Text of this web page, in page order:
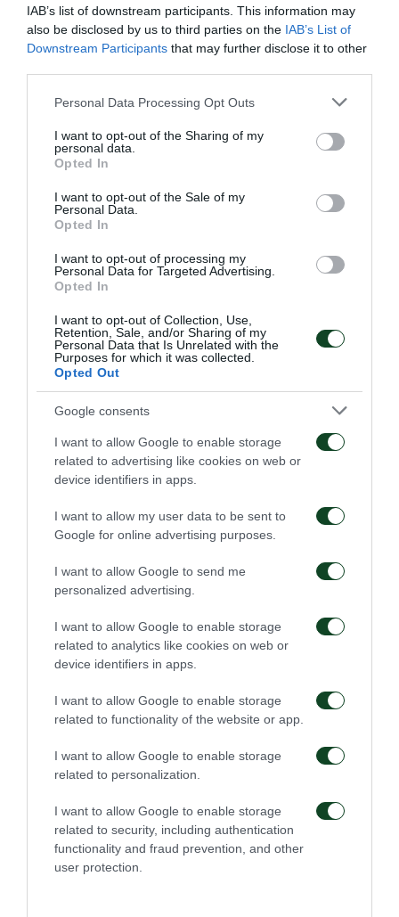
IAB’s list of downstream participants. This information may
also be disclosed by us to third parties on the IAB’s List of
Downstream Participants that may further disclose it to other
Please note that this website/app uses one or more Google
not limited to your visit or usage behaviour. You may click to
grant or deny consent to Google and its third-party tags to
use your data for below specified purposes in below Google
consent section.
Personal Data Processing Opt Outs
I want to opt-out of the Sharing of my
personal data.
Opted In
I want to opt-out of the Sale of my
Personal Data.
Opted In
I want to opt-out of processing my
Personal Data for Targeted Advertising.
Opted In
I want to opt-out of Collection, Use,
Retention, Sale, and/or Sharing of my
Personal Data that Is Unrelated with the
Purposes for which it was collected.
Opted Out
Google consents
I want to allow Google to enable storage
related to advertising like cookies on web or
device identifiers in apps.
I want to allow my user data to be sent to
Google for online advertising purposes.
I want to allow Google to send me
personalized advertising.
I want to allow Google to enable storage
related to analytics like cookies on web or
device identifiers in apps.
I want to allow Google to enable storage
related to functionality of the website or app.
I want to allow Google to enable storage
related to personalization.
I want to allow Google to enable storage
related to security, including authentication
functionality and fraud prevention, and other
user protection.
10:00-17:15.Κάθε φίλαθλος δικαιούται έως 4
εισιτήρια στο όνομά του.
Οι τιμές των εισιτηρίων Παναθηναϊκός –
Παναιτωλικός είναι οι ακόλουθες:
Θύρα 6,7,13,14 για τα Μέλη 10Ευρώ για τους
υπόλοιπους φιλάθλους 15Ευρώ
Θύρα 1, 5Β, 8Α, 12 για τα Μέλη 12Ευρώ για τους
υπόλοιπους φιλάθλους 15Ευρώ
υπόλοιπους φιλάθλους 25Ευρώ
Θύρα 10 για τα Μέλη 30Ευρώ, για τους υπόλοιπους
Θύρα 3, για τα Μέλη 50Ευρώ, για τους υπόλοιπους
φιλάθλους 60Ευρώ
Για τον αγώνα με αντίπαλο τον Ολυμπιακό (22/2,
19:30)η διάθεση ξεκίνησε από σήμερα Δευτέρα 2/2
έως και την Πέμπτη 5/2 μόνο μέσω web και με
προτεραιότητα στα Μέλη της Παναθηναϊκής
Συμμαχίας. Από την Παρασκευή 6/2 έως την Πέμπτη
19/2 η διάθεση ξεκινά και από τα εκδοτήρια της
Θύρας 4 και πάλι με προτεραιότητα στα Μέλη. Από
την Παρασκευή 20/2 όλοι οι φίλαθλοι θα μπορούν
να προμηθεύονται τα εισιτήρια τους τόσο
ηλεκτρονικάόσο και από τα εκδοτήρια της
Λεωφόρου με το ίδιο ωράριο λειτουργίας που
αναφέρεται παραπάνω. Κάθε φίλαθλος δικαιούται 1
εισιτήριο στο όνομά του.